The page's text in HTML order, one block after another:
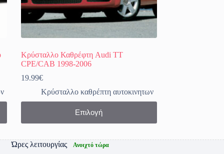
Κρύσταλλο Καθρέφτη Audi TT
CPE/CAB 1998-2006
19.99€
Κρύσταλλο καθρέπτη αυτοκινητων
Επιλογή
Αυτό
προϊόν
πολλαπλές
παραλλαγές.
Ώρες λειτουργίας Ανοιχτό τώρα